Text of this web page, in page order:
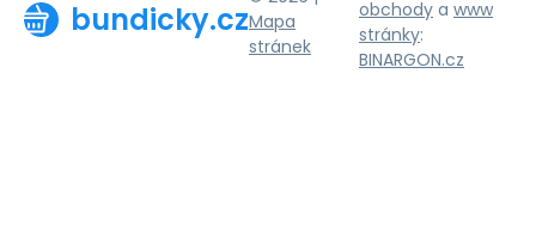
bundicky.czMapa
stránek
obchody a www
stránky:
BINARGON.cz